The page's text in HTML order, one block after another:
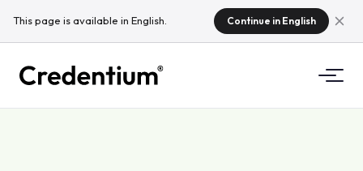
This page is available in English. Continue in English